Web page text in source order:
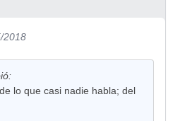
2018
lo que casi nadie habla; del